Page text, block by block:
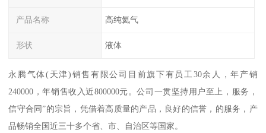
产品名称 高纯氦气
形状 液体
永腾气体(天津)销售有限公司目前旗下有员工30余人，年产销
240000，年销售收入近800000元。公司一贯坚持用户至上，服务，
信守合同”的宗旨，凭借着高质量的产品，良好的信誉，的服务，产
品畅销全国近三十多个省、市、自治区等国家。